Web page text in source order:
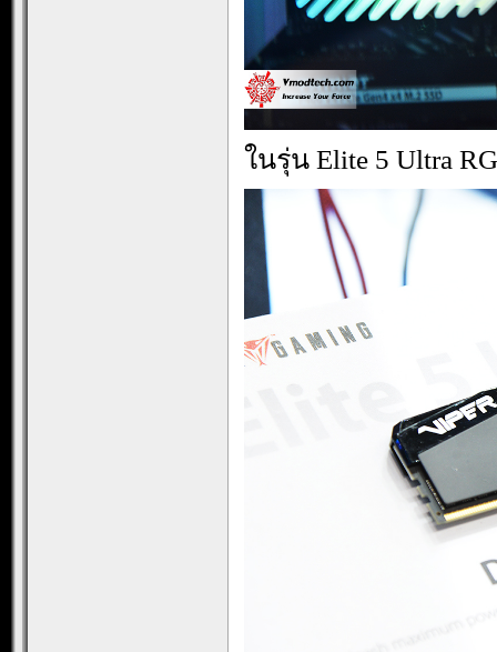
ในรุ่น Elite 5 Ultra